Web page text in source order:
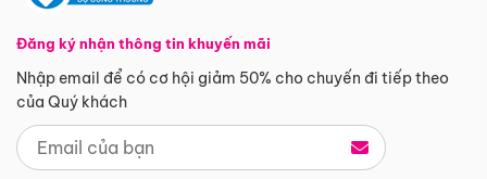
Đăng ký nhận thông tin khuyến mãi
Nhập email để có cơ hội giảm 50% cho chuyến đi tiếp theo
của Quý khách